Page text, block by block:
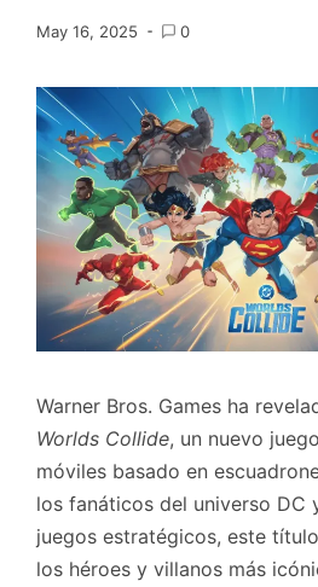
May 16, 2025 0
Warner Bros. Games ha
Worlds Collide, un nuevo
móviles basado en
los fanáticos del universo DC
juegos estratégicos, este
los héroes y villanos más